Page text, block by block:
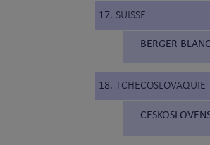
17. SUISSE
BERGER
18. TCHECOSLOVAQUIE